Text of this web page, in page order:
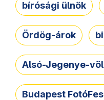
bírósági ülnök
Ördög-árok
Alsó-Jegenye-
Budapest